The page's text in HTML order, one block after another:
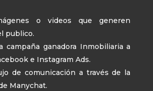
o videos que generen
publico.
campaña ganadora Inmobiliaria a
e Instagram Ads.
de comunicación a través de la
Manychat.